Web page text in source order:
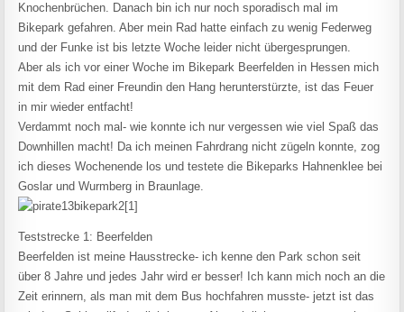
Knochenbrüchen. Danach bin ich nur noch sporadisch mal im
Bikepark gefahren. Aber mein Rad hatte einfach zu wenig Federweg
und der Funke ist bis letzte Woche leider nicht übergesprungen.
Aber als ich vor einer Woche im Bikepark Beerfelden in Hessen mich
mit dem Rad einer Freundin den Hang herunterstürzte, ist das Feuer
in mir wieder entfacht!
Verdammt noch mal- wie konnte ich nur vergessen wie viel Spaß das
Downhillen macht! Da ich meinen Fahrdrang nicht zügeln konnte, zog
ich dieses Wochenende los und testete die Bikeparks Hahnenklee bei
Goslar und Wurmberg in Braunlage.
Teststrecke 1: Beerfelden
Beerfelden ist meine Hausstrecke- ich kenne den Park schon seit
über 8 Jahre und jedes Jahr wird er besser! Ich kann mich noch an die
Zeit erinnern, als man mit dem Bus hochfahren musste- jetzt ist das